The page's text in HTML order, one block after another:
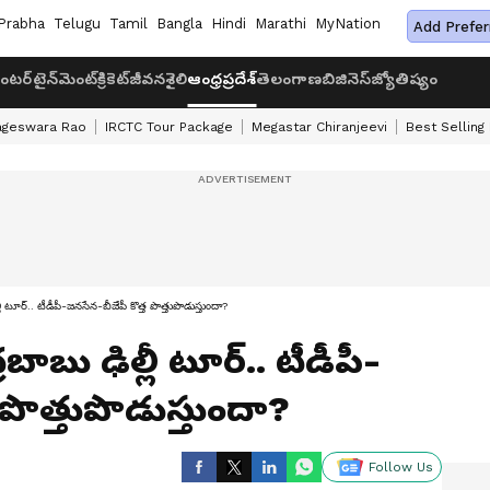
Telugu Tamil Bangla Hindi Marathi MyNation Add
క్రికెట్జీవనశైలిఆంధ్రప్రదేశ్తెలంగాణబిజినెస్జ్యోతిష్యం
Rao IRCTC Tour Package Megastar Chiranjeevi Best Selling
టీడీపీ-జనసేన-బీజేపీ కొత్త పొత్తుపొడుస్తుందా?
ఢిల్లీ టూర్.. టీడీపీ-
Follow Us